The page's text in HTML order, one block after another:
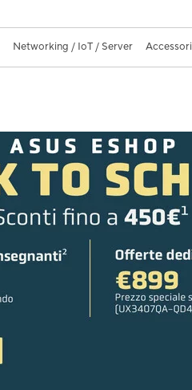
Networking / IoT / Server Accessori